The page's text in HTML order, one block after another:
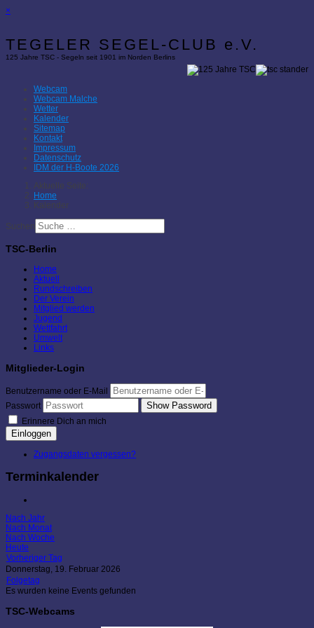
×
TEGELER SEGEL-CLUB e.V.
125 Jahre TSC - Segeln seit 1901 im Norden Berlins
Webcam
Webcam Malche
Wetter
Kalender
Sitemap
Kontakt
Impressum
Datenschutz
IDM der H-Boote 2026
Aktuelle Seite:
Home
Kalender
Suchen
TSC-Berlin
Home
Aktuell
Rundschreiben
Der Verein
Mitglied werden
Jugend
Wettfahrt
Umwelt
Links
Mitglieder-Login
Benutzername oder E-Mail
Passwort
Show Password
Erinnere Dich an mich
Einloggen
Zugangsdaten vergessen?
Terminkalender
Nach Jahr
Nach Monat
Nach Woche
Heute
Vorheriger Tag
Donnerstag, 19. Februar 2026
Folgetag
Es wurden keine Events gefunden
TSC-Webcams